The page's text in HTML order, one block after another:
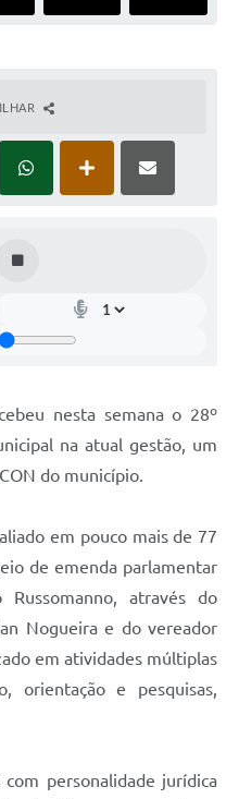
nesta semana o 28º
na atual gestão, um
do município.
em pouco mais de 77
de emenda parlamentar
através do
Nogueira e do vereador
em atividades múltiplas
orientação e pesquisas,
personalidade jurídica